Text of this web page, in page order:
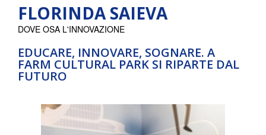
FLORINDA SAIEVA
EDUCARE, INNOVARE, SOGNARE. A
FARM CULTURAL PARK SI RIPARTE DAL
FUTURO
DOVE OSA L'INNOVAZIONE